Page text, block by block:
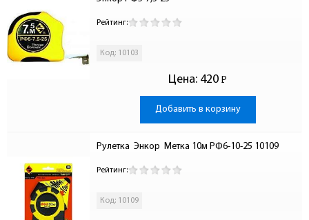
Рейтинг:
Код: 10103
Цена: 420 Р
-
Добавить в корзину
Рулетка  Энкор  Метка 10м РФ6-10-25 10109
Рейтинг:
Код: 10109